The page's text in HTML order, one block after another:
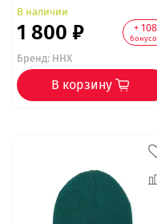
В наличии
1 800 ₽ + 108
Бренд:ННХ
В корзину